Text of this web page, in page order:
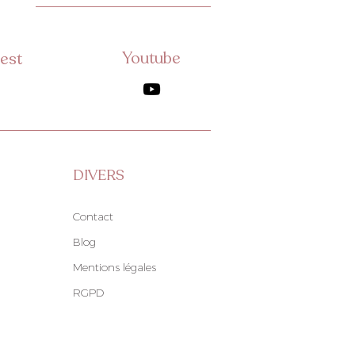
Youtube
DIVERS
Contact
Blog
Mentions légales
RGPD